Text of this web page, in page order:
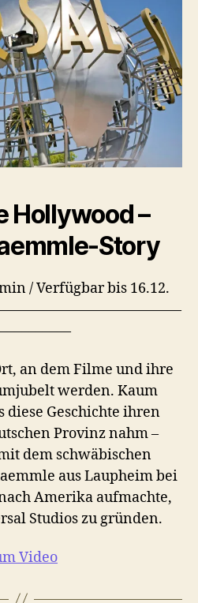
Hollywood –
Story
/ Verfügbar bis 16.12.
an dem Filme und ihre
werden. Kaum
diese Geschichte ihren
Provinz nahm –
dem schwäbischen
aus Laupheim bei
Amerika aufmachte,
Studios zu gründen.
Video